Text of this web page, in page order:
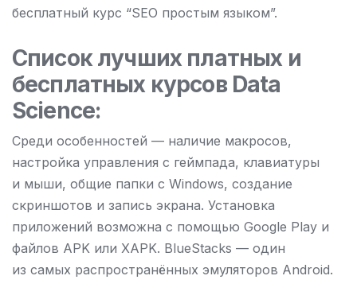
бесплатный курс “SEO простым языком”.
Список лучших платных и
бесплатных курсов Data
Science:
Среди особенностей — наличие макросов,
настройка управления с геймпада, клавиатуры
и мыши, общие папки с Windows, создание
скриншотов и запись экрана. Установка
приложений возможна с помощью Google Play и
файлов APK или XAPK. BlueStacks — один
из самых распространённых эмуляторов Android.